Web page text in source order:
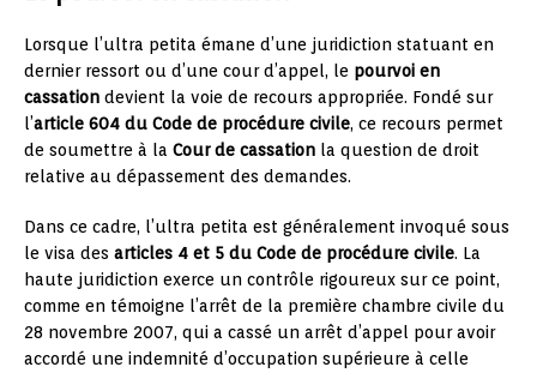
Lorsque l’ultra petita émane d’une juridiction statuant en
dernier ressort ou d’une cour d’appel, le pourvoi en
cassation devient la voie de recours appropriée. Fondé sur
l’article 604 du Code de procédure civile, ce recours permet
de soumettre à la Cour de cassation la question de droit
relative au dépassement des demandes.
Dans ce cadre, l’ultra petita est généralement invoqué sous
le visa des articles 4 et 5 du Code de procédure civile. La
haute juridiction exerce un contrôle rigoureux sur ce point,
comme en témoigne l’arrêt de la première chambre civile du
28 novembre 2007, qui a cassé un arrêt d’appel pour avoir
accordé une indemnité d’occupation supérieure à celle